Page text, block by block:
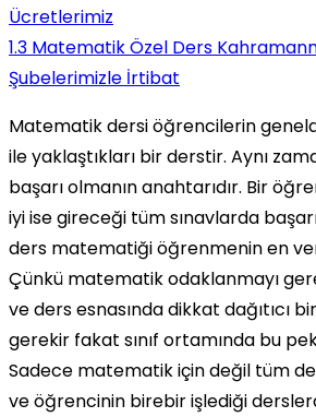
Ücretlerimiz
1.3 Matematik Özel Ders
Şubelerimizle İrtibat
Matematik dersi öğrencilerin
ile yaklaştıkları bir derstir. Aynı
başarı olmanın anahtarıdır. Bir
iyi ise gireceği tüm sınavlarda
ders matematiği öğrenmenin en
Çünkü matematik odaklanmayı
ve ders esnasında dikkat dağıtıcı
gerekir fakat sınıf ortamında bu
Sadece matematik için değil tüm
ve öğrencinin birebir işlediği